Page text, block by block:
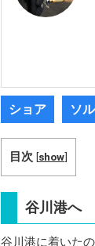
ショア ソ
目次 [show]
谷川港へ
谷川港に着いた